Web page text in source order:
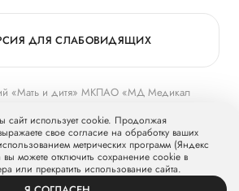
«Мать и дитя» МКПАО «МД Медикал
и дитя».
ДЛЯ СЛАБОВИДЯЩИХ
сайт использует cookie. Продолжая
свое согласие на обработку ваших
метрических программ (Яндекс
вы можете отключить сохранение cookie в
или прекратить использование сайта.